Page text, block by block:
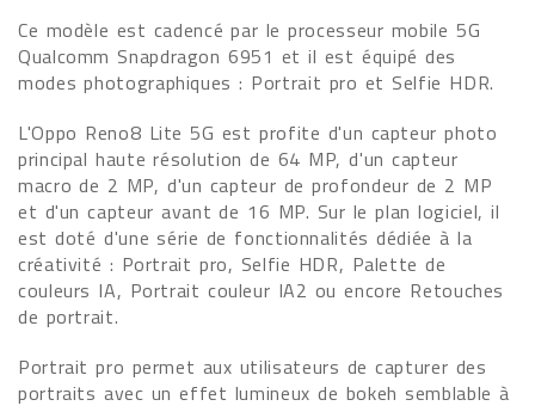
Ce modèle est cadencé par le processeur mobile 5G
Qualcomm Snapdragon 6951 et il est équipé des
modes photographiques : Portrait pro et Selfie HDR.
L'Oppo Reno8 Lite 5G est profite d'un capteur photo
principal haute résolution de 64 MP, d'un capteur
macro de 2 MP, d'un capteur de profondeur de 2 MP
et d'un capteur avant de 16 MP. Sur le plan logiciel, il
est doté d'une série de fonctionnalités dédiée à la
créativité : Portrait pro, Selfie HDR, Palette de
couleurs IA, Portrait couleur IA2 ou encore Retouches
de portrait.
Portrait pro permet aux utilisateurs de capturer des
portraits avec un effet lumineux de bokeh semblable à